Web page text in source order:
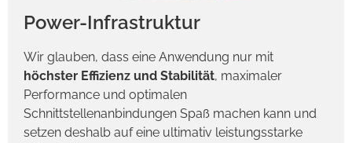
Power-Infrastruktur
Wir glauben, dass eine Anwendung nur mit
höchster Effizienz und Stabilität, maximaler
Performance und optimalen
Schnittstellenanbindungen Spaß machen kann und
setzen deshalb auf eine ultimativ leistungsstarke